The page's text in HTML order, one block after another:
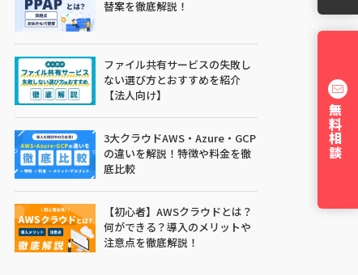
替案を徹底解説！
ファイル共有サービスの失敗し
ない選び方とおすすめを紹介
【法人向け】
3大クラウドAWS・Azure・GCP
の違いを解説！特徴や料金を徹
底比較
【初心者】AWSクラウドとは？
何ができる？導入のメリットや
注意点を徹底解説！
無料相談